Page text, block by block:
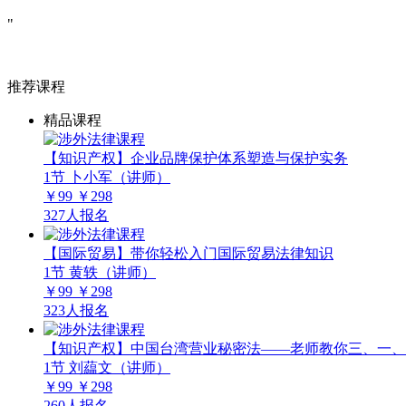
"
推荐课程
精品课程
【知识产权】企业品牌保护体系塑造与保护实务
1节
卜小军（讲师）
￥99 ￥298
327人报名
【国际贸易】带你轻松入门国际贸易法律知识
1节 黄轶（讲师）
￥99 ￥298
323人报名
【知识产权】中国台湾营业秘密法——老师教你三、一
1节 刘藴文（讲师）
￥99 ￥298